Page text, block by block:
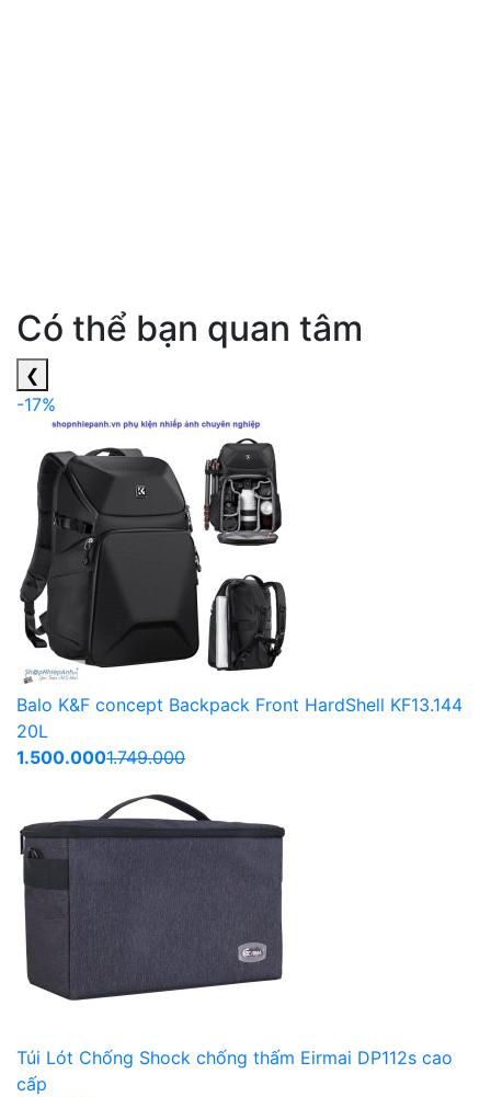
Có thể bạn quan tâm
❮
-17%
Balo K&F concept Backpack Front HardShell KF13.144
20L
1.500.0001.749.000
Túi Lót Chống Shock chống thấm Eirmai DP112s cao
cấp